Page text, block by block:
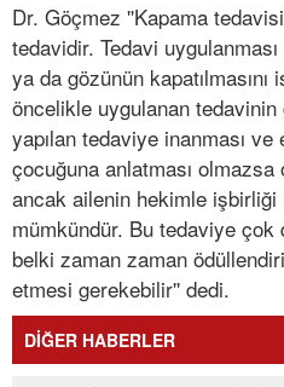
Dr. Göçmez ''Kapama
tedavidir. Tedavi
ya da gözünün
öncelikle uygulanan
yapılan tedaviye inanması
çocuğuna anlatması olmazsa
ancak ailenin hekimle işbirliği
mümkündür. Bu tedaviye
belki zaman zaman
etmesi gerekebilir'' dedi.
DİĞER HABERLER